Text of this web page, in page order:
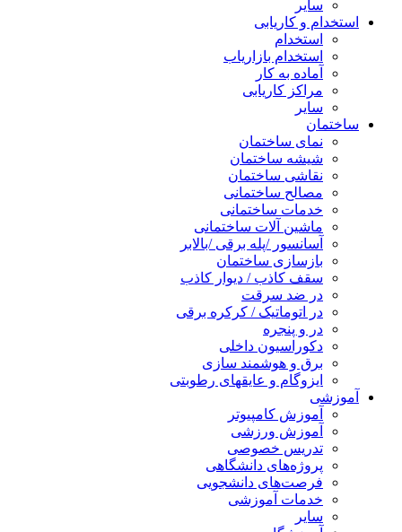
سایر
استخدام و کاریابی
استخدام
استخدام بازاریاب
آماده به کار
مراکز کاریابی
سایر
ساختمان
نمای ساختمان
شیشه ساختمان
نقاشی ساختمان
مصالح ساختمانی
خدمات ساختمانی
ماشین آلات ساختمانی
آسانسور /پله برقی /بالابر
بازسازی ساختمان
سقف کاذب / دیوار کاذب
در ضد سرقت
در اتوماتیک / کرکره برقی
در و پنجره
دکوراسیون داخلی
برق و هوشمند سازی
ایزوگام و عایقهای رطوبتی
آموزشی
آموزش کامپیوتر
آموزش ورزشی
تدریس خصوصی
پروژه‌های دانشگاهی
فرصت‌های دانشجویی
خدمات آموزشی
سایر